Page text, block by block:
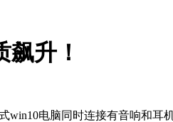
升！
电脑同时连接有音响和耳